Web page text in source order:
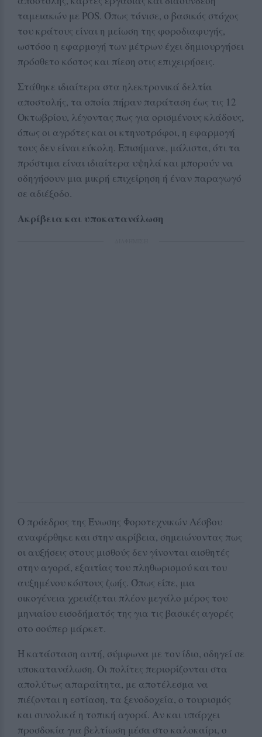
ταμειακών με POS. Όπως τόνισε, ο βασικός στόχος
του κράτους είναι η μείωση της φοροδιαφυγής,
ωστόσο η εφαρμογή των μέτρων έχει δημιουργήσει
πρόσθετο κόστος και πίεση στις επιχειρήσεις.
Στάθηκε ιδιαίτερα στα ηλεκτρονικά δελτία
αποστολής, τα οποία πήραν παράταση έως τις 12
Οκτωβρίου, λέγοντας πως για ορισμένους κλάδους,
όπως οι αγρότες και οι κτηνοτρόφοι, η εφαρμογή
τους δεν είναι εύκολη. Επισήμανε, μάλιστα, ότι τα
πρόστιμα είναι ιδιαίτερα υψηλά και μπορούν να
οδηγήσουν μια μικρή επιχείρηση ή έναν παραγωγό
σε αδιέξοδο.
Ακρίβεια και υποκατανάλωση
Ο πρόεδρος της Ένωσης Φοροτεχνικών Λέσβου
αναφέρθηκε και στην ακρίβεια, σημειώνοντας πως
οι αυξήσεις στους μισθούς δεν γίνονται αισθητές
στην αγορά, εξαιτίας του πληθωρισμού και του
αυξημένου κόστους ζωής. Όπως είπε, μια
οικογένεια χρειάζεται πλέον μεγάλο μέρος του
μηνιαίου εισοδήματός της για τις βασικές αγορές
στο σούπερ μάρκετ.
Η κατάσταση αυτή, σύμφωνα με τον ίδιο, οδηγεί σε
υποκατανάλωση. Οι πολίτες περιορίζονται στα
απολύτως απαραίτητα, με αποτέλεσμα να
πιέζονται η εστίαση, τα ξενοδοχεία, ο τουρισμός
και συνολικά η τοπική αγορά. Αν και υπάρχει
προσδοκία για βελτίωση μέσα στο καλοκαίρι, ο